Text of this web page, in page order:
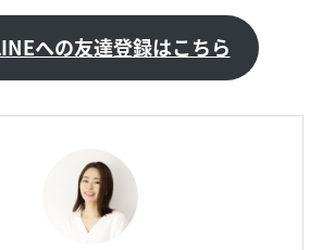
への友達登録はこちら